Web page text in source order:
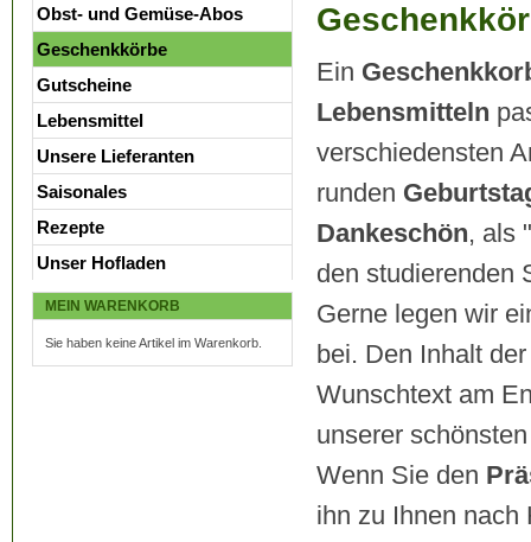
Ein
Lebensmitteln
verschiedensten
runden
Dankeschön, als
den studierenden
Gerne legen wir
bei. Den Inhalt
Wunschtext am
unserer
Wenn Sie den
ihn zu Ihnen nach
Obst- und Gemüse-Abos
Geschenkkörbe
Gutscheine
Lebensmittel
Unsere Lieferanten
Saisonales
Rezepte
Unser Hofladen
MEIN WARENKORB
Sie haben keine Artikel im Warenkorb.